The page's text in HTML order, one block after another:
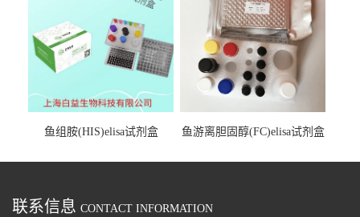
鱼组胺(HIS)elisa试剂盒 鱼游离胆固醇(FC)elisa试剂盒
联系信息 CONTACT INFORMATION